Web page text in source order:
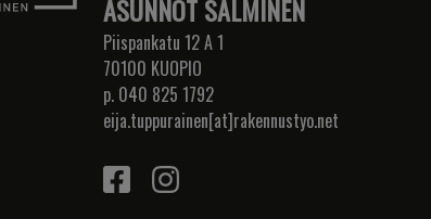
ASUNNOT SALMINEN
Piispankatu 12 A 1
70100 KUOPIO
p. 040 825 1792
eija.tuppurainen[at]rakennustyo.net